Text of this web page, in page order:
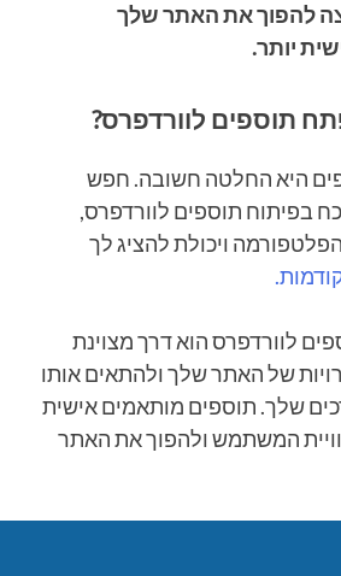
להפוך את האתר שלך
יותר.
תוספים לוורדפרס?
היא החלטה חשובה. חפש
בפיתוח תוספים לוורדפרס,
ויכולת להציג לך
לוורדפרס הוא דרך מצוינת
של האתר שלך ולהתאים אותו
שלך. תוספים מותאמים אישית
המשתמש ולהפוך את האתר